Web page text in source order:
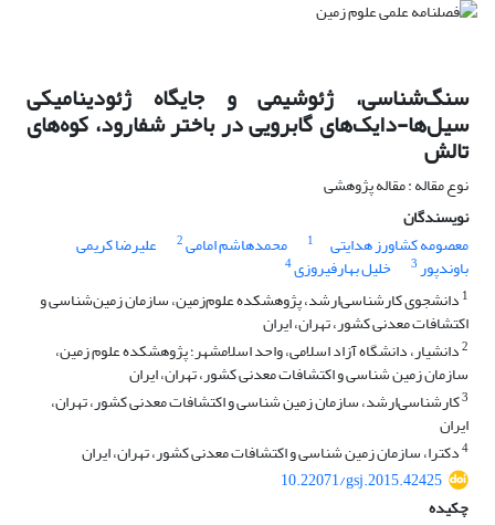
سنگ‌شناسی، ژئوشیمی و جایگاه ژئودینامیکی
سیل‌ها-دایک‌‌های گابرویی در باختر شفارود، کوه‌های
تالش
نوع مقاله : مقاله پژوهشی
نویسندگان
معصومه کشاورز هدایتی
1 محمدهاشم امامی2 علیرضا کریمی
باوندپور3 خلیل بهارفیروزی4
1 دانشجوی کارشناسی‌ارشد، پژوهشکده علوم‌زمین، سازمان زمین‌‌شناسی و
اکتشافات معدنی کشور، تهران، ایران
2دانشیار، دانشگاه آزاد اسلامی، واحد اسلامشهر؛ پژوهشکده علوم زمین،
سازمان زمین‌ شناسی و اکتشافات معدنی کشور، تهران، ایران
3کارشناسی‌ارشد، سازمان زمین‌ شناسی و اکتشافات معدنی کشور، تهران،
ایران
4دکترا، سازمان زمین‌ شناسی و اکتشافات معدنی کشور، تهران، ایران
10.22071/gsj.2015.42425
چکیده